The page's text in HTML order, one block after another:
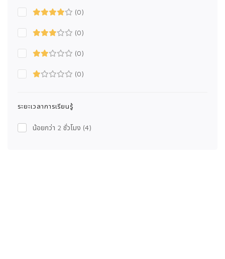
(0)
(0)
(0)
(0)
ระยะเวลาการเรียนรู้
น้อยกว่า 2 ชั่วโมง (4)